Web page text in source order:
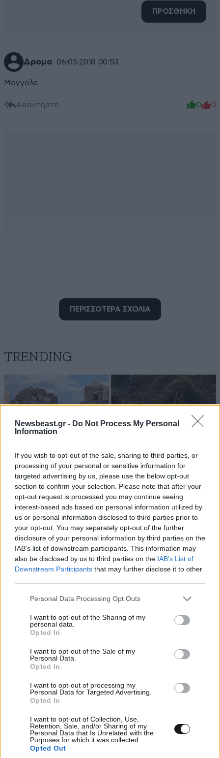
Newsbeast.gr - Do Not Process My Personal
Information
If you wish to opt-out of the sale, sharing to third parties, or
processing of your personal or sensitive information for
targeted advertising by us, please use the below opt-out
section to confirm your selection. Please note that after your
opt-out request is processed you may continue seeing
interest-based ads based on personal information utilized by
us or personal information disclosed to third parties prior to
your opt-out. You may separately opt-out of the further
disclosure of your personal information by third parties on the
IAB’s list of downstream participants. This information may
also be disclosed by us to third parties on the IAB’s List of
Downstream Participants that may further disclose it to other
Please note that this website/app uses one or more Google
not limited to your visit or usage behaviour. You may click to
grant or deny consent to Google and its third-party tags to
use your data for below specified purposes in below Google
consent section.
Personal Data Processing Opt Outs
I want to opt-out of the Sharing of my
personal data.
Opted In
I want to opt-out of the Sale of my
Personal Data.
Opted In
I want to opt-out of processing my
Personal Data for Targeted Advertising.
Opted In
I want to opt-out of Collection, Use,
Retention, Sale, and/or Sharing of my
Personal Data that Is Unrelated with the
Purposes for which it was collected.
Opted Out
ΠΡΟΣΘΗΚΗ
Δρομο 06·05·2018 00:53
Μογγολε
Απαντήστε 0 0
05·05·2018 23:06
Μπράβο ! Έτσι για να ξέρουν οτι εδώ υπάρχει
αλλοδαπούςΜπράβο ! Έτσι για να ξέρουν οτι εδώ
Απαντήστε
ΒΑΡΕΘΗΚΑ...ΞΑΝΑ
Μπράβο ! Έτσι για να ξέρουν οτι εδώ υπάρχει
δικαιοσύνη για τους αλλοδαπούς. Τα εσωτερικά μας
αφορούν εμάς κι όχι τους γείτονες, μικρόμυαλοι
Μογγόλοι.
1
Κώστας Γεωργίου 05·05·2018 19:18
Μστ 05·05·2018 17:05
Καμμένος για λάφυρο πολέμου..??
Λουκάνικος 05·05·2018 18:11
ΠΕΡΙΣΣΟΤΕΡΑ ΣΧΟΛΙΑ
TRENDING
ΕΛΛΑΔΑ 05·08·2026 21:24
«Κάηκε το σπίτι μας στην Ελλάδα λίγο πριν
μετακομίσουμε»: Απαρηγόρητη η οικογένεια
από τη Βρετανία που είδε το όνειρο ζωής να
γίνεται στάχτη